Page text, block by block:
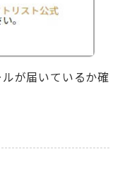
が届いているか確